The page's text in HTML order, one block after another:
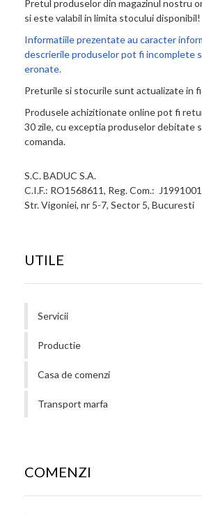
Pretul produselor din magazinul nostru
si este valabil in limita stocului disponibil!
Informatiile prezentate au caracter
descrierile produselor pot fi incomplete
eronate.
Preturile si stocurile sunt actualizate in
Produsele achizitionate online pot fi
30 zile, cu exceptia produselor debitate
comanda.
S.C. BADUC S.A.
C.I.F.: RO1568611, Reg. Com.:
Str. Vigoniei, nr 5-7, Sector 5, Bucuresti
UTILE
Servicii
Productie
Casa de comenzi
Transport marfa
COMENZI